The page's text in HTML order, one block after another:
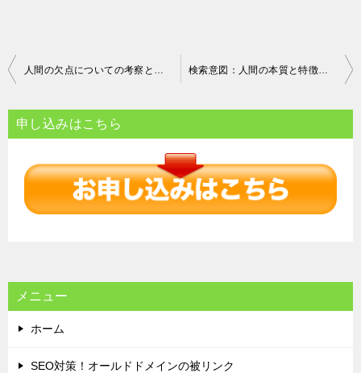
投
ナ
人間の欠点についての考察と改善策 検索意図：人間の本質と特徴を探る
申し込みはこちら
メニュー
ホーム
SEO対策！オールドドメインの被リンク